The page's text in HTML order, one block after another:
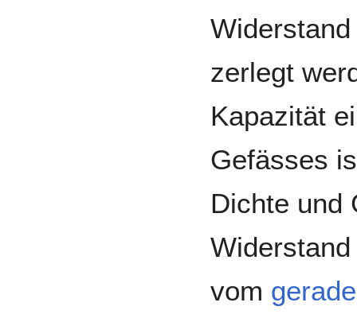
zerlegt
Kapazität
Gefässes
Dichte und
vom